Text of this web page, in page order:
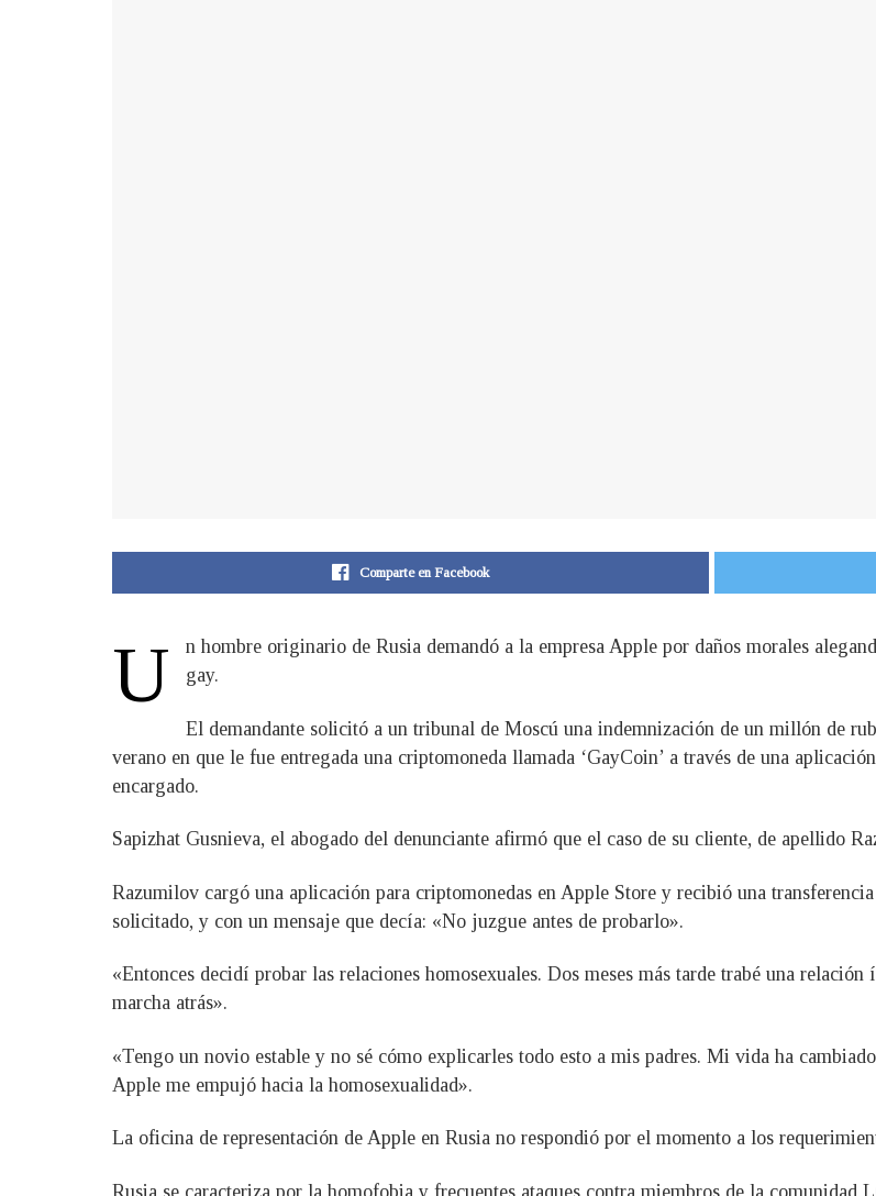
Comparte en Facebook
U
n hombre originario de Rusia demandó a la empresa Apple por daños morales
gay.
El demandante solicitó a un tribunal de Moscú una indemnización de un millón de
verano en que le fue entregada una criptomoneda llamada ‘GayCoin’ a través de una
encargado.
Sapizhat Gusnieva, el abogado del denunciante afirmó que el caso de su cliente, de apellido
Razumilov cargó una aplicación para criptomonedas en Apple Store y recibió una
solicitado, y con un mensaje que decía: «No juzgue antes de probarlo».
«Entonces decidí probar las relaciones homosexuales. Dos meses más tarde trabé una
marcha atrás».
«Tengo un novio estable y no sé cómo explicarles todo esto a mis padres. Mi vida ha
Apple me empujó hacia la homosexualidad».
La oficina de representación de Apple en Rusia no respondió por el momento a los
Rusia se caracteriza por la homofobia y frecuentes ataques contra miembros de la